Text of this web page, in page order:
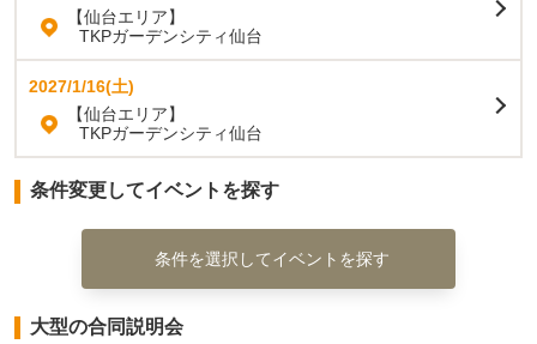
【仙台エリア】
TKPガーデンシティ仙台
2027/1/16(土)
【仙台エリア】
TKPガーデンシティ仙台
条件変更してイベントを探す
条件を選択してイベントを探す
大型の合同説明会